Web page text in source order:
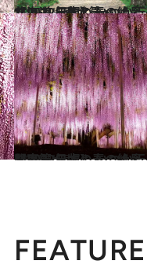
2022.4.16
【2022年版】 いつか行きたい！ 日本の春の絶景 ～北海道・東北篇～
旅＆お出かけ
2022.4.15
【2022年版】 いつか行きたい！ 日本の春の絶景 ～関東篇～
旅＆お出かけ
FEATURE